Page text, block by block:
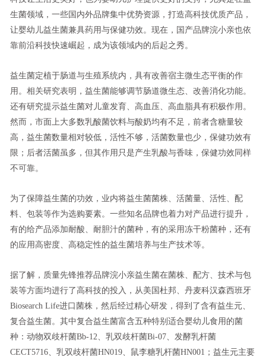
生菌领域，一些国内外品牌集中优势资源，打造高科技优质产品，
让婴幼儿益生菌兼具药用与保健功效。现在，国产品牌浣小亲也依
靠前沿科技快速崛起，成为该领域内的后起之秀。
益生菌定植于肠道与生殖系统内，具有改善宿主微生态平衡的作
用。相关研究表明，益生菌能够调节肠道微生态、改善消化功能。
还有研究提示益生菌对儿童发育、高血压、高血脂具有积极作用。
然而，市面上大多数乳酸菌饮料与酸奶均有不足，前者含糖量较
高，益生菌数量相对较低，活性不够，活菌数量也少，保健功效有
限；后者活菌虽多，但其作用只是产生乳酸与香味，保健功效同样
不可靠。
为了保障益生菌的功效，业内将益生菌菌株、活菌量、活性、配
料、包装等作为选购要素。一些知名品牌也着力对产品进行提升，
有的给产品添加耐酸、耐胆汁的菌种，有的采用冻干粉菌种，还有
的应用高密度、高稳定性的益生菌培养与生产技术等。
据了解，质量先锋推荐品牌浣小亲益生菌在菌株、配方、技术与包
装等方面均进行了高科技的投入，从美国杜邦、丹麦科汉森西班牙
Biosearch Life进口菌株，然后经过精心研发，得到了含有益生元、
复合益生菌。其中复合益生菌富含五种特别适合婴幼儿食用的菌
种：动物双歧杆菌Bb-12、乳双歧杆菌Bi-07、发酵乳杆菌
CECT5716、乳双歧杆菌HN019、鼠李糖乳杆菌HN001；益生元主要